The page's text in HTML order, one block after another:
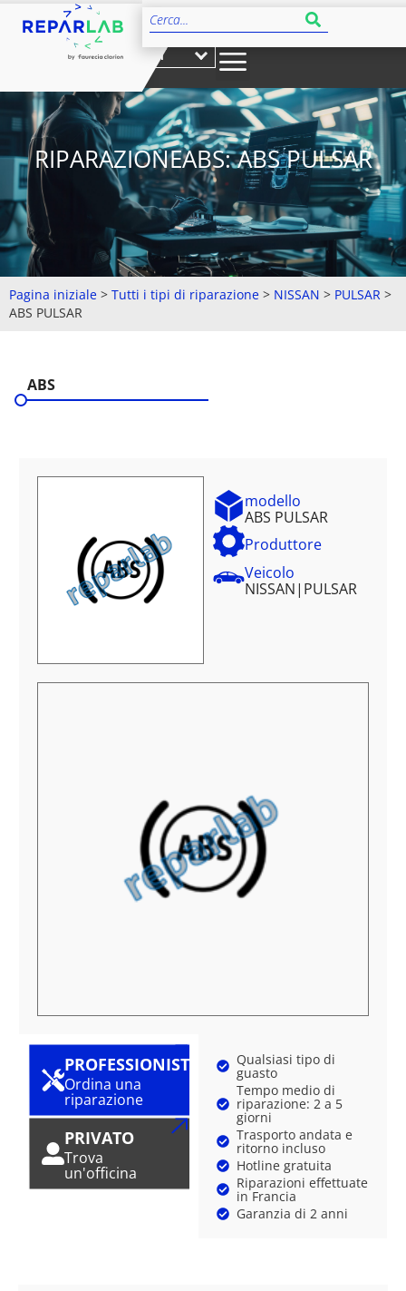
IT
RIPARAZIONEABS: ABS PULSAR
Pagina iniziale > Tutti i tipi di riparazione > NISSAN > PULSAR >
ABS PULSAR
ABS
modello
ABS PULSAR
Produttore
Veicolo
NISSAN| PULSAR
PROFESSIONISTA
Ordina una
riparazione
PRIVATO
Trova
un'officina
Qualsiasi tipo di
guasto
Tempo medio di
riparazione: 2 a 5
giorni
Trasporto andata e
ritorno incluso
Hotline gratuita
Riparazioni effettuate
in Francia
Garanzia di 2 anni